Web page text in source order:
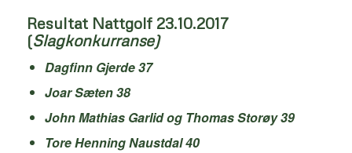
Resultat Nattgolf 23.10.2017
(Slagkonkurranse)
Dagfinn Gjerde 37
Joar Sæten 38
John Mathias Garlid og Thomas Storøy 39
Tore Henning Naustdal 40